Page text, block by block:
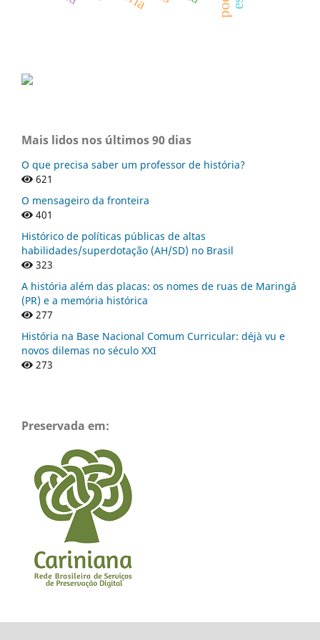
Mais lidos nos últimos 90 dias
O que precisa saber um professor de história?
621
O mensageiro da fronteira
401
Histórico de políticas públicas de altas
habilidades/superdotação (AH/SD) no Brasil
323
A história além das placas: os nomes de ruas de Maringá
(PR) e a memória histórica
277
História na Base Nacional Comum Curricular: déjà vu e
novos dilemas no século XXI
273
Preservada em: